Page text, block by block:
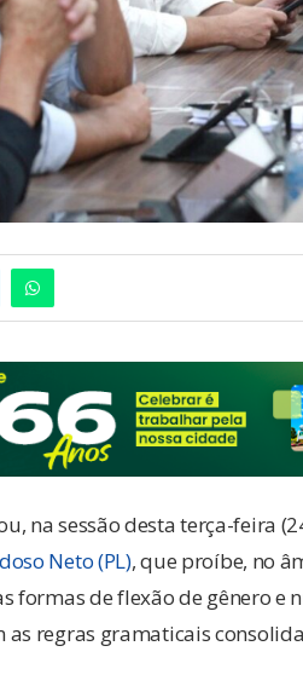
na sessão desta terça-feira
Neto (PL), que proíbe, no
formas de flexão de gênero e
as regras gramaticais